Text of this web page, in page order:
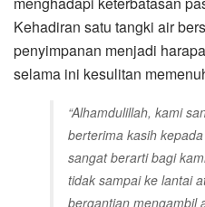
Kehadiran satu tangki air
penyimpanan menjadi
selama ini kesulitan
“Alhamdulillah, kami
berterima kasih
sangat berarti bagi
tidak sampai ke lantai
bergantian mengambil